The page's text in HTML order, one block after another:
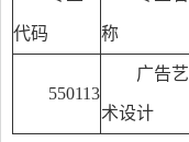
代码 称
550113
广告艺
术设计